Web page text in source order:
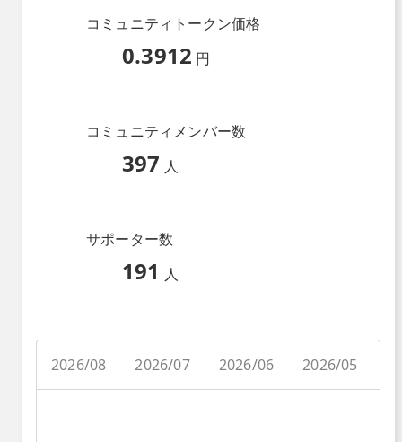
コミュニティトークン価格
0.3912 円
コミュニティメンバー数
397 人
サポーター数
191 人
2026/08 2026/07 2026/06 2026/05